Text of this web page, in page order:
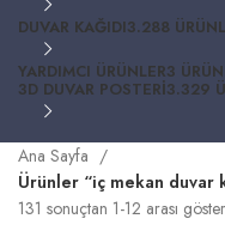
DUVAR KAĞIDI3.288
YARDIMCI ÜRÜNLER3
3D DUVAR POSTERI3.329
Ana Sayfa
Ürünler “iç mekan duvar
131 sonuçtan 1-12 arası